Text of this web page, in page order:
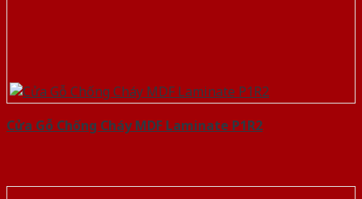
Cửa Gỗ Chống Cháy MDF Laminate P1R2